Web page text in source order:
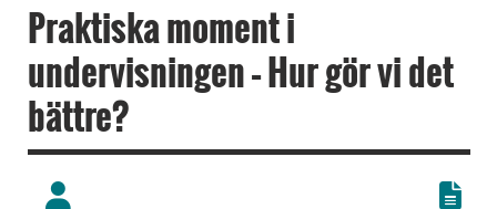
Praktiska moment i
undervisningen – Hur gör vi det
bättre?